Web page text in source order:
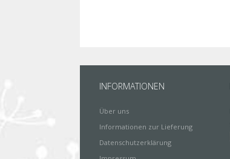
INFORMATIONEN
Über uns
Informationen zur Lieferung
Datenschutzerklärung